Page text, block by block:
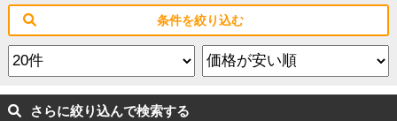
条件を絞り込む
さらに絞り込んで検索する